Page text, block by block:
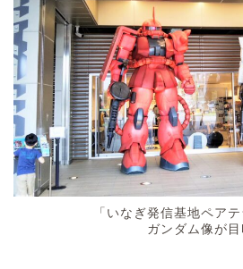
「いなぎ発信基地ペア
ガンダム像が目